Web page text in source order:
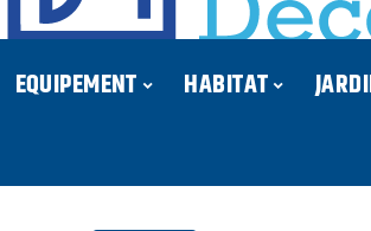
EQUIPEMENT HABITAT